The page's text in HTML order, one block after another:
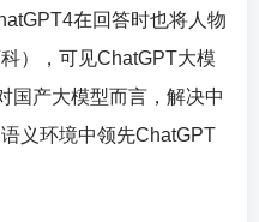
在回答时也将人物
），可见ChatGPT大模
国产大模型而言，解决中
义环境中领先ChatGPT